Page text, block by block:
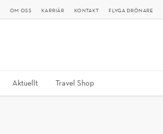
OM OSS KARRIÄR KONTAKT FLYGA DRÖNARE
Aktuellt Travel Shop